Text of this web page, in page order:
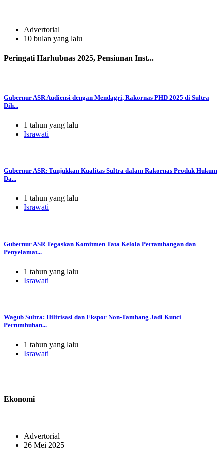
Advertorial
10 bulan yang lalu
Peringati Harhubnas 2025, Pensiunan Inst...
Gubernur ASR Audiensi dengan Mendagri, Rakornas PHD 2025 di Sultra
Dih...
1 tahun yang lalu
Israwati
Gubernur ASR: Tunjukkan Kualitas Sultra dalam Rakornas Produk Hukum
Da...
1 tahun yang lalu
Israwati
Gubernur ASR Tegaskan Komitmen Tata Kelola Pertambangan dan
Penyelamat...
1 tahun yang lalu
Israwati
Wagub Sultra: Hilirisasi dan Ekspor Non-Tambang Jadi Kunci
Pertumbuhan...
1 tahun yang lalu
Israwati
Ekonomi
Advertorial
26 Mei 2025